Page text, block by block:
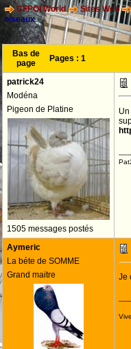
CFPOI World Sites Web
oiseaux
Bas de
page
Pages : 1
patrick24
Modéna
Pigeon de Platine
1505 messages postés
Aymeric
La béte de SOMME
Grand maitre
Je